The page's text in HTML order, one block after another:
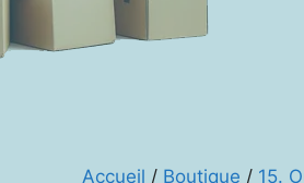
Accueil / Boutique / 15.